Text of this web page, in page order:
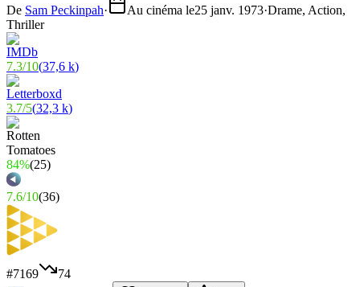
De Sam Peckinpah· Au cinéma le25 janv. 1973·Drame, Action,
Thriller
7.3/10(37,6 k)
3.7/5(32,3 k)
84%(25)
7.6/10(36)
#7169
74